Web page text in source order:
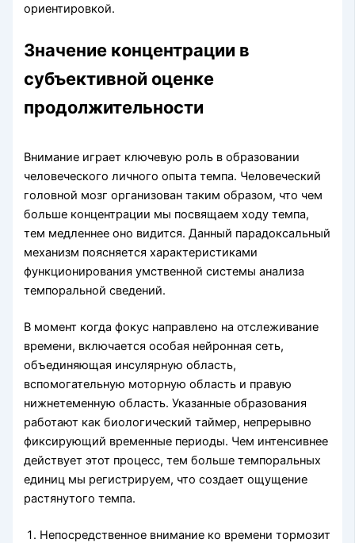
ориентировкой.
Значение концентрации в
субъективной оценке
продолжительности
Внимание играет ключевую роль в образовании
человеческого личного опыта темпа. Человеческий
головной мозг организован таким образом, что чем
больше концентрации мы посвящаем ходу темпа,
тем медленнее оно видится. Данный парадоксальный
механизм поясняется характеристиками
функционирования умственной системы анализа
темпоральной сведений.
В момент когда фокус направлено на отслеживание
времени, включается особая нейронная сеть,
объединяющая инсулярную область,
вспомогательную моторную область и правую
нижнетеменную область. Указанные образования
работают как биологический таймер, непрерывно
фиксирующий временные периоды. Чем интенсивнее
действует этот процесс, тем больше темпоральных
единиц мы регистрируем, что создает ощущение
растянутого темпа.
Непосредственное внимание ко времени тормозит